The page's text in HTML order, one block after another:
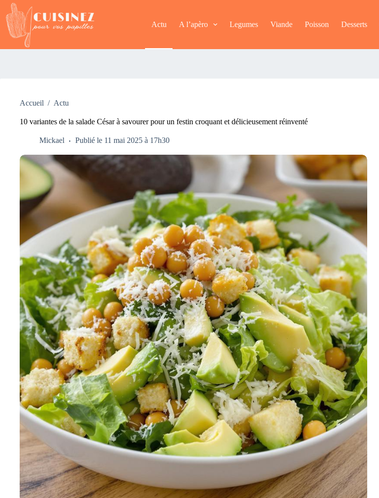
Passer
contenu
Actu A l’apèro Legumes Viande Poisson Desserts
Accueil / Actu
10 variantes de la salade César à savourer pour un festin croquant et délicieusement réinventé
Mickael Publié le 11 mai 2025 à 17h30